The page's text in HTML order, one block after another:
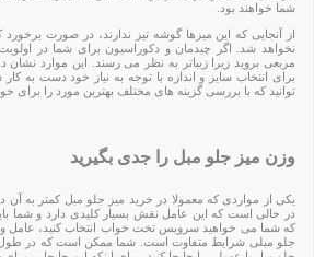
شما خواهند بود.
از‌ آنجایی که این میزها گوشه تیز ندارند، در صورت برخورد
نخواهد شد. اگر چیدمان و دکوراسیون برای شما در
مربعی بروید زیرا زیباتر به نظر می رسند. این موارد
برای انتخاب سایز و اندازه با توجه به نیاز خود دست به
توانید که با بررسی گزینه های مختلف بهترین مورد را برای خود
وزن میز جلو مبل را جدی بگیرید
یکی از مواردی که معمولا در خرید میز جلو مبل کمتر به
در حالی است که این عامل نقش بسیار کلیدی دارد و شما
که شما می خواهید سرویس تخت خواب انتخاب کنید، عامل
جلو مبلی شرایط متفاوت است. شما ممکن است که در طول